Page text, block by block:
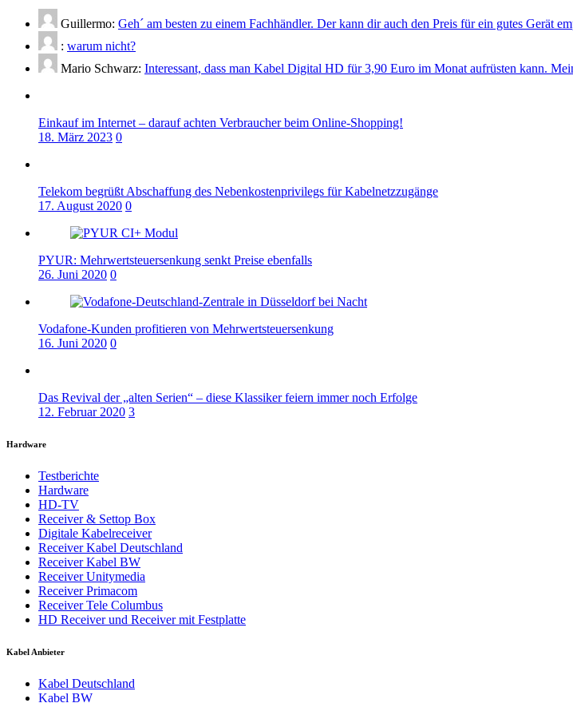
Guillermo: Geh´ am besten zu einem Fachhändler. Der kann dir auch den Preis für ein gutes Gerät
: warum nicht?
Mario Schwarz: Interessant, dass man Kabel Digital HD für 3,90 Euro im Monat aufrüsten kann.
Einkauf im Internet – darauf achten Verbraucher beim Online-Shopping!
18. März 2023 0
Telekom begrüßt Abschaffung des Nebenkostenprivilegs für Kabelnetzzugänge
17. August 2020 0
PYUR: Mehrwertsteuersenkung senkt Preise ebenfalls
26. Juni 2020 0
Vodafone-Kunden profitieren von Mehrwertsteuersenkung
16. Juni 2020 0
Das Revival der „alten Serien“ – diese Klassiker feiern immer noch Erfolge
12. Februar 2020 3
Hardware
Testberichte
Hardware
HD-TV
Receiver & Settop Box
Digitale Kabelreceiver
Receiver Kabel Deutschland
Receiver Kabel BW
Receiver Unitymedia
Receiver Primacom
Receiver Tele Columbus
HD Receiver und Receiver mit Festplatte
Kabel Anbieter
Kabel Deutschland
Kabel BW